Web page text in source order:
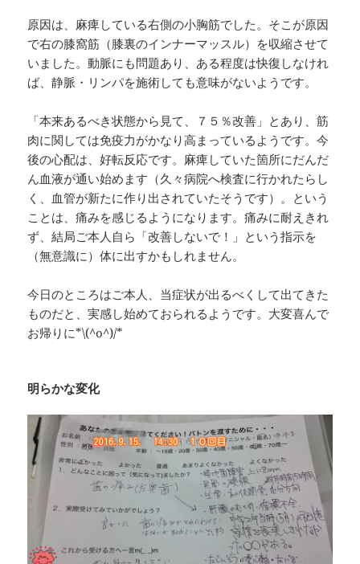
原因は、麻痺している右側の小胸筋でした。そこが原因
で右の膝窩筋（膝裏のインナーマッスル）を収縮させて
いました。動脈にも問題あり、ある程度は快復しなけれ
ば、静脈・リンパを施術しても意味がないようです。
「本来あるべき状態から見て、７５％改善」とあり、筋
肉に関しては免疫力がかなり高まっているようです。今
後の心配は、好転反応です。麻痺していた箇所にだんだ
ん血液が通い始めます（久々病院へ検査に行かれたらし
く、血管が新たに作り出されていたそうです）。という
ことは、痛みを感じるようになります。痛みに耐えきれ
ず、結局ご本人自ら「改善しないで！」という指示を
（無意識に）体に出すかもしれません。
今日のところはご本人、当症状が出るべくして出てきた
ものだと、実感し始めておられるようです。大変喜んで
お帰りに*\(^o^)/*
明らかな変化